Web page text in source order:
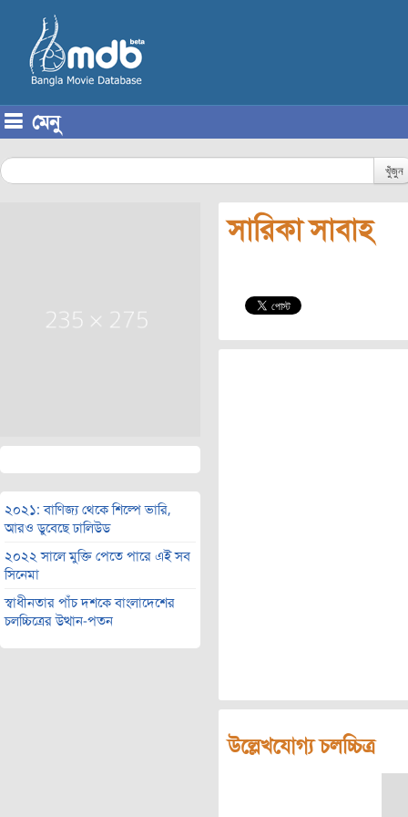
মেনু
খুঁজুন
২০২১: বাণিজ্য থেকে শিল্পে ভারি,
আরও ডুবেছে ঢালিউড
২০২২ সালে মুক্তি পেতে পারে এই সব
সিনেমা
স্বাধীনতার পাঁচ দশকে বাংলাদেশের
চলচ্চিত্রের উত্থান-পতন
সারিকা সাবাহ
উল্লেখযোগ্য চলচ্চিত্র